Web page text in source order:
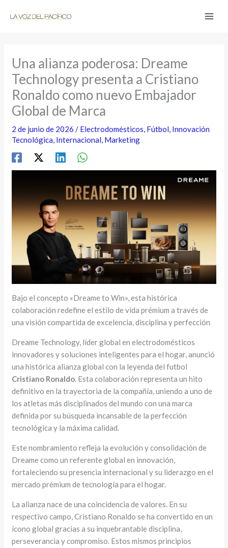
Una alianza poderosa: Dreame
Technology presenta a Cristiano
Ronaldo como nuevo Embajador
Global de Marca
2 de junio de 2026/ Electrodomésticos, Fútbol, Innovación
Tecnológica, Internacional, Marketing
Bajo el concepto «Dreame to Win», esta histórica
colaboración redefine el estilo de vida prémium a través de
una visión compartida de excelencia, disciplina y perfección
Dreame Technology, líder global en electrodomésticos
innovadores y soluciones inteligentes para el hogar, anunció
una histórica alianza global con la leyenda del futbol
Cristiano Ronaldo. Esta colaboración representa un hito
definitivo en la trayectoria de la compañía, uniendo a uno de
los atletas más disciplinados del mundo con una marca
definida por su búsqueda incansable de la perfección
tecnológica y la máxima calidad.
Este nombramiento refleja la evolución y consolidación de
Dreame como un referente global en innovación,
fortaleciendo su presencia internacional y su liderazgo en el
mercado prémium de tecnología para el hogar.
La alianza nace de una coincidencia de valores. En su
respectivo campo, Cristiano Ronaldo se ha convertido en un
ícono global gracias a su inquebrantable disciplina,
perseverancia y compromiso. Estos mismos principios